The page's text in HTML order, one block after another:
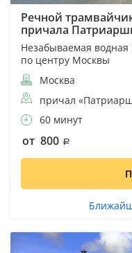
Речной
причала
Незабываемая водная
по центру Москвы
Москва
причал
60 минут
от 800